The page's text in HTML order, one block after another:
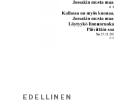
Artikkelien
EDELLINEN